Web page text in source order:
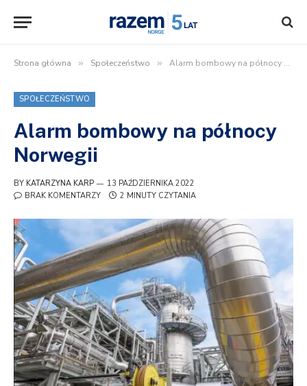
Strona główna » Społeczeństwo » Alarm bombowy na północy Norwegii
SPOŁECZEŃSTWO
Alarm bombowy na północy
Norwegii
BY KATARZYNA KARP
13 PAŹDZIERNIKA 2022
BRAK KOMENTARZY
2 MINUTY CZYTANIA